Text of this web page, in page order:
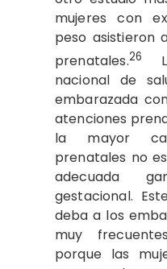
mujeres con
peso asistieron
prenatales.26
nacional de
embarazada
atenciones
la mayor
prenatales no
adecuada
gestacional.
deba a los
muy
porque las